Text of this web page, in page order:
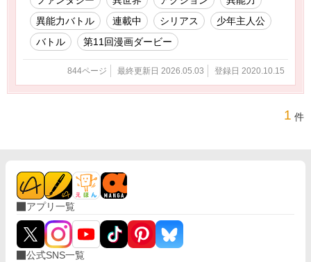
異能力バトル
連載中 シリアス
少年主人公
バトル
第11回漫画ダービー
844ページ 最終更新日 2026.05.03 登録日 2020.10.15
1 件
アプリ一覧
公式SNS一覧